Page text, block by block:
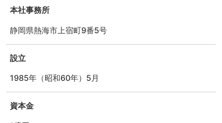
本社事務所
静岡県熱海市上宿町9番5号
設立
1985年（昭和60年）5月
資本金